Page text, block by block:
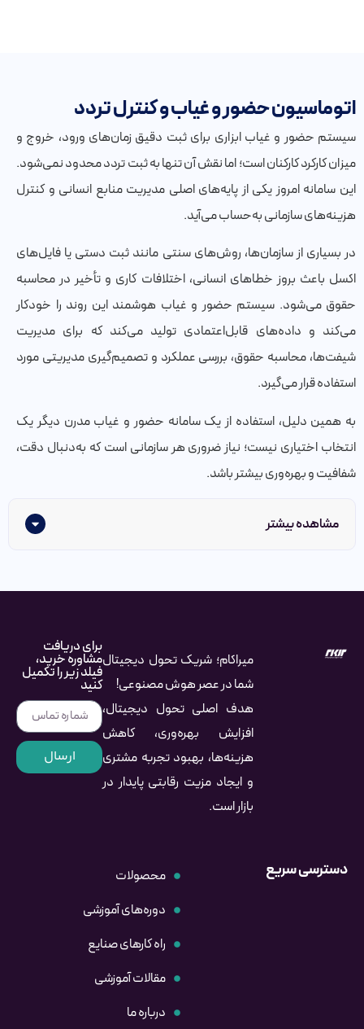
اتوماسیون حضور و غیاب و کنترل تردد​
سیستم حضور و غیاب ابزاری برای ثبت دقیق زمان‌های ورود، خروج و
میزان کارکرد کارکنان است؛ اما نقش آن تنها به ثبت تردد محدود نمی‌شود.
این سامانه امروز یکی از پایه‌های اصلی مدیریت منابع انسانی و کنترل
هزینه‌های سازمانی به‌حساب می‌آید.
در بسیاری از سازمان‌ها، روش‌های سنتی مانند ثبت دستی یا فایل‌های
اکسل باعث بروز خطاهای انسانی، اختلافات کاری و تأخیر در محاسبه
حقوق می‌شود. سیستم حضور و غیاب هوشمند این روند را خودکار
می‌کند و داده‌های قابل‌اعتمادی تولید می‌کند که برای مدیریت
شیفت‌ها، محاسبه حقوق، بررسی عملکرد و تصمیم‌گیری مدیریتی مورد
استفاده قرار می‌گیرد.
به همین دلیل، استفاده از یک سامانه حضور و غیاب مدرن دیگر یک
انتخاب اختیاری نیست؛ نیاز ضروری هر سازمانی است که به‌دنبال دقت،
شفافیت و بهره‌وری بیشتر باشد.
مشاهده بیشتر
میراکام؛ شریک تحول دیجیتال
شما در عصر هوش مصنوعی!
هدف اصلی تحول دیجیتال،
افزایش بهره‌وری، کاهش
هزینه‌ها، بهبود تجربه مشتری
و ایجاد مزیت رقابتی پایدار در
بازار است.
برای دریافت
مشاوره خرید،
فیلد زیر را تکمیل
کنید
ارسال
دسترسی سریع
محصولات
دوره‌های آموزشی
راه کارهای صنایع
مقالات آموزشی
درباره ما